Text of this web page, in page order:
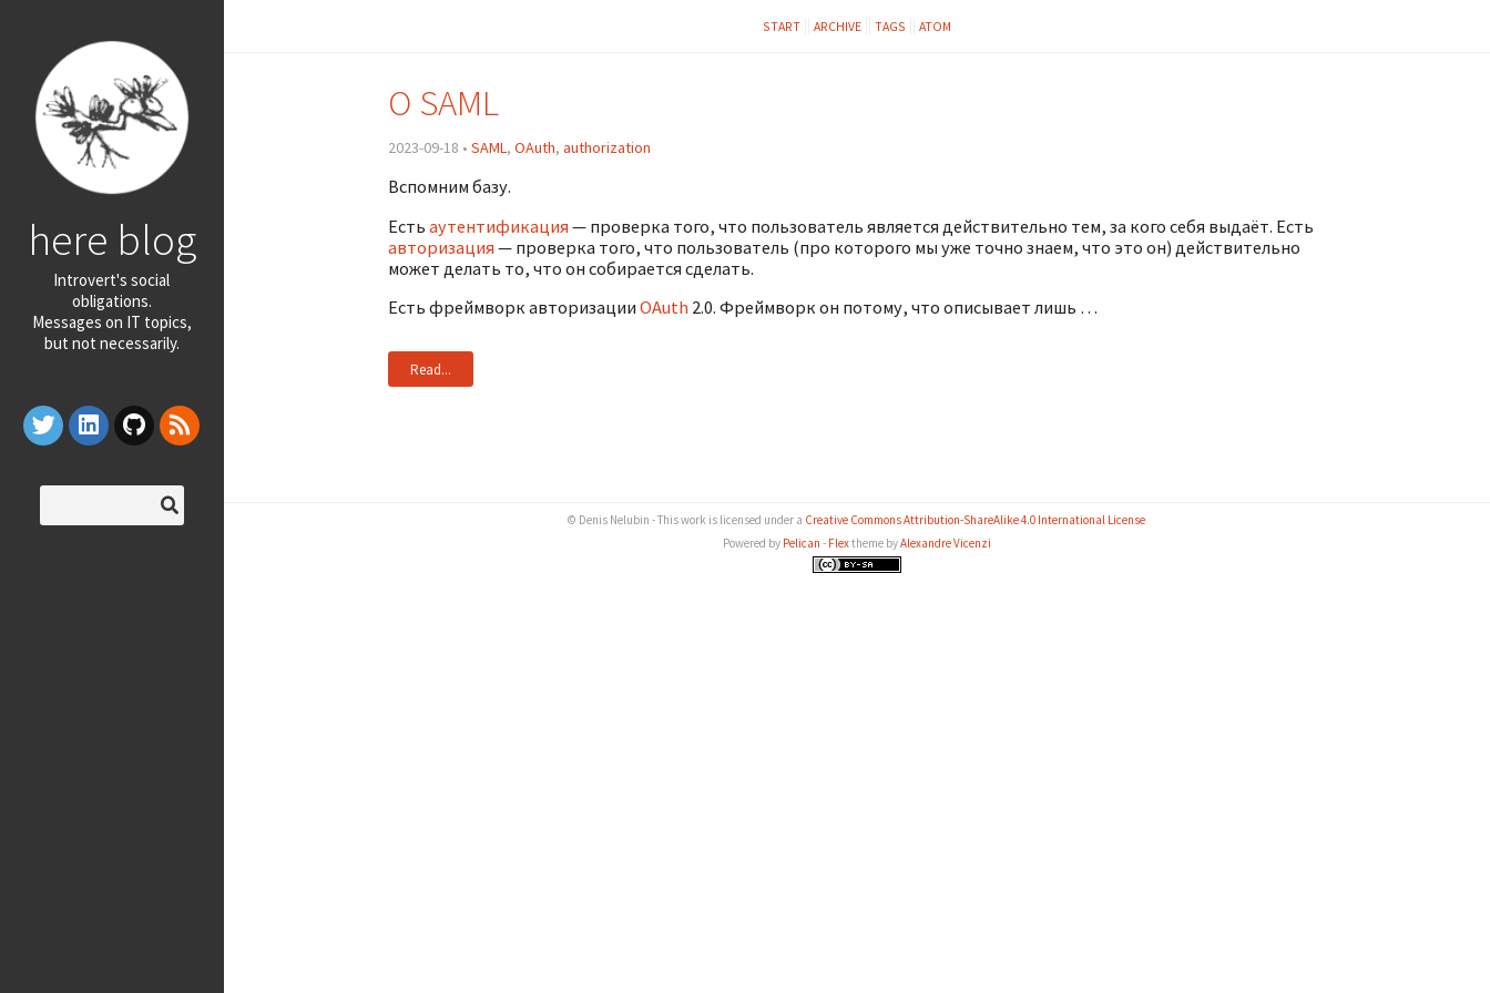
here blog
Introvert's social
obligations.
Messages on IT topics,
but not necessarily.
START ARCHIVE TAGS ATOM
О SAML
2023-09-18 •SAML,OAuth,authorization
Вспомним базу.
Естьаутентификация — проверка того, что пользователь является действительно тем, за кого себя выдаёт. Есть
авторизация — проверка того, что пользователь (про которого мы уже точно знаем, что это он) действительно
может делать то, что он собирается сделать.
Есть фреймворк авторизацииOAuth 2.0. Фреймворк он потому, что описывает лишь …
Read...
© Denis Nelubin - This work is licensed under a Creative Commons Attribution-ShareAlike 4.0 International License
Powered by Pelican - Flextheme byAlexandre Vicenzi